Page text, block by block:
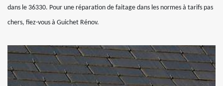
dans le 36330. Pour une réparation de faitage dans les normes à tarifs pas
chers, fiez-vous à Guichet Rénov.